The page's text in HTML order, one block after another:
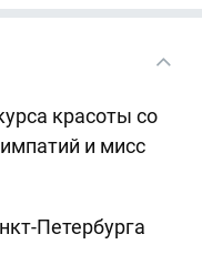
красоты со
и мисс
Петербурга